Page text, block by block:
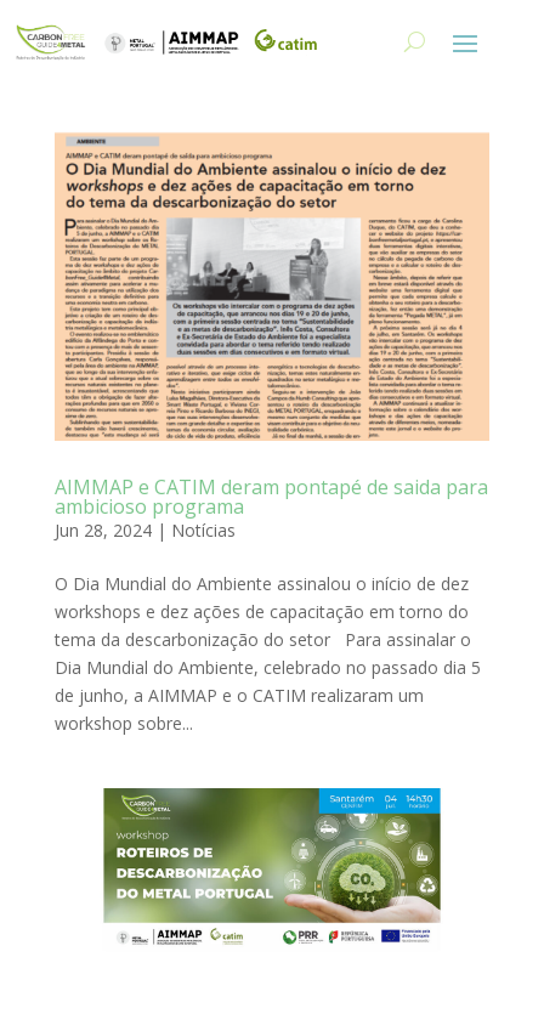
AIMMAP e CATIM deram pontapé de saida para
ambicioso programa
Jun 28, 2024| Notícias
O Dia Mundial do Ambiente assinalou o início de dez
workshops e dez ações de capacitação em torno do
tema da descarbonização do setor Para assinalar o
Dia Mundial do Ambiente, celebrado no passado dia 5
de junho, a AIMMAP e o CATIM realizaram um
workshop sobre...